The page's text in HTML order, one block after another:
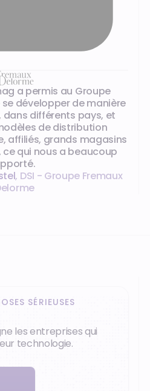
a permis au Groupe
se développer de manière
différents pays, et
de distribution
affiliés, grands magasins
qui nous a beaucoup
, DSI - Groupe Fremaux
SÉRIEUSES
les entreprises qui
technologie.